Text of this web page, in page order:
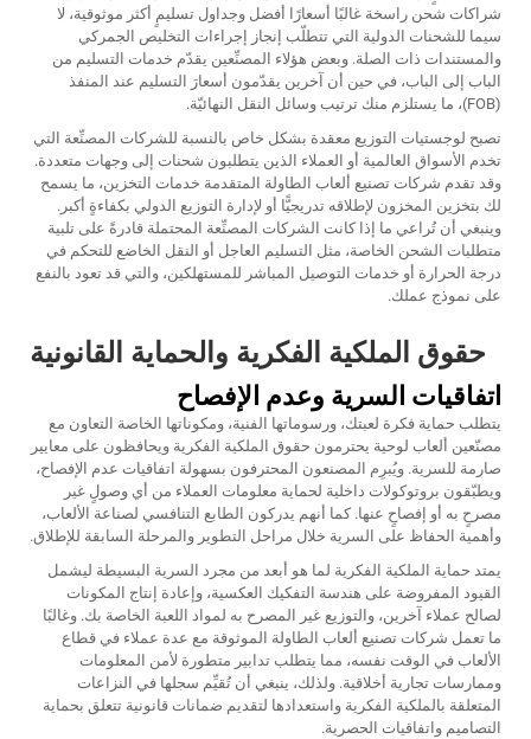
شراكات شحن راسخة غالبًا أسعارًا أفضل وجداول تسليمٍ أكثر موثوقية، لا
سيما للشحنات الدولية التي تتطلّب إنجاز إجراءات التخليص الجمركي
والمستندات ذات الصلة. وبعض هؤلاء المصنِّعين يقدّم خدمات التسليم من
الباب إلى الباب، في حين أن آخرين يقدّمون أسعارَ التسليم عند المنفذ
(FOB)، ما يستلزم منك ترتيب وسائل النقل النهائيّة.
تصبح لوجستيات التوزيع معقدة بشكل خاص بالنسبة للشركات المصنِّعة التي
تخدم الأسواق العالمية أو العملاء الذين يتطلبون شحنات إلى وجهات متعددة.
وقد تقدم شركات تصنيع ألعاب الطاولة المتقدمة خدمات التخزين، ما يسمح
لك بتخزين المخزون لإطلاقه تدريجيًّا أو لإدارة التوزيع الدولي بكفاءةٍ أكبر.
وينبغي أن تُراعي ما إذا كانت الشركات المصنِّعة المحتملة قادرةً على تلبية
متطلبات الشحن الخاصة، مثل التسليم العاجل أو النقل الخاضع للتحكم في
درجة الحرارة أو خدمات التوصيل المباشر للمستهلكين، والتي قد تعود بالنفع
على نموذج عملك.
حقوق الملكية الفكرية والحماية القانونية
اتفاقيات السرية وعدم الإفصاح
يتطلب حماية فكرة لعبتك، ورسوماتها الفنية، ومكوناتها الخاصة التعاون مع
مصنّعين ألعاب لوحية يحترمون حقوق الملكية الفكرية ويحافظون على معايير
صارمة للسرية. ويُبرِم المصنعون المحترفون بسهولة اتفاقيات عدم الإفصاح،
ويطبّقون بروتوكولات داخلية لحماية معلومات العملاء من أي وصولٍ غير
مصرحٍ به أو إفصاحٍ عنها. كما أنهم يدركون الطابع التنافسي لصناعة الألعاب،
وأهمية الحفاظ على السرية خلال مراحل التطوير والمرحلة السابقة للإطلاق.
يمتد حماية الملكية الفكرية لما هو أبعد من مجرد السرية البسيطة ليشمل
القيود المفروضة على هندسة التفكيك العكسية، وإعادة إنتاج المكونات
لصالح عملاء آخرين، والتوزيع غير المصرح به لمواد اللعبة الخاصة بك. وغالبًا
ما تعمل شركات تصنيع ألعاب الطاولة الموثوقة مع عدة عملاء في قطاع
الألعاب في الوقت نفسه، مما يتطلب تدابير متطورة لأمن المعلومات
وممارسات تجارية أخلاقية. ولذلك، ينبغي أن تُقيِّم سجلها في النزاعات
المتعلقة بالملكية الفكرية واستعدادها لتقديم ضمانات قانونية تتعلق بحماية
التصاميم واتفاقيات الحصرية.